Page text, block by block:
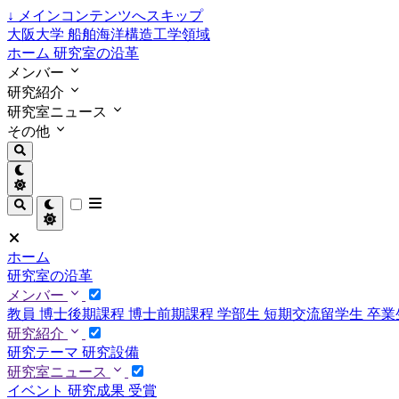
↓ メインコンテンツへスキップ
大阪大学 船舶海洋構造工学領域
ホーム 研究室の沿革
メンバー
研究紹介
研究室ニュース
その他
ホーム
研究室の沿革
メンバー
教員 博士後期課程 博士前期課程 学部生 短期交流留学生 卒業
研究紹介
研究テーマ 研究設備
研究室ニュース
イベント 研究成果 受賞